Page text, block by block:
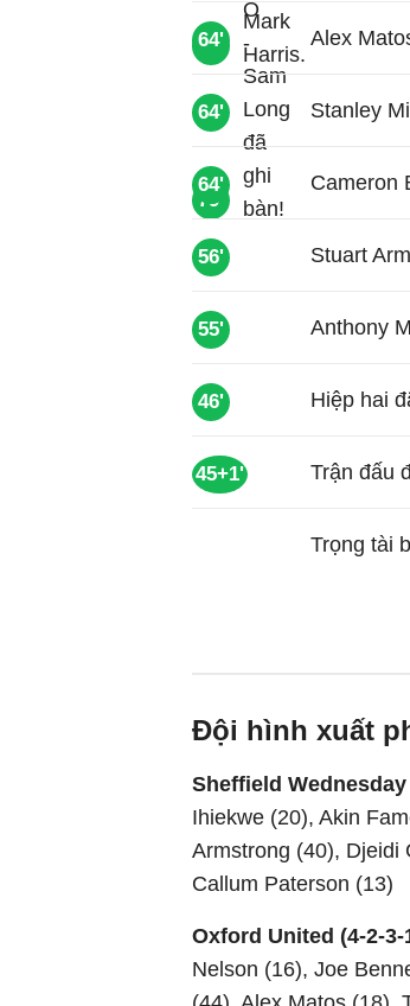
79'
74'
64' Alex
64' Stanley
64' Cameron
56' Stuart
55' Anthony
46' Hiệp hai
45+1' Trận đấu
Trọng tài
Đội hình xuất
Sheffield Wednesday
Ihiekwe (20), Akin
Armstrong (40), Djeidi
Callum Paterson (13)
Oxford United (4-2-3-
Nelson (16), Joe